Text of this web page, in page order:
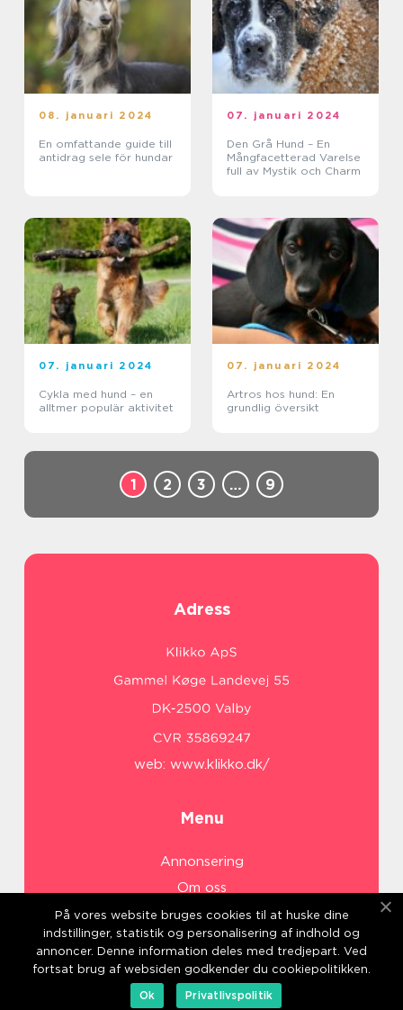
08. januari 2024
En omfattande guide till
antidrag sele för hundar
07. januari 2024
Den Grå Hund – En
Mångfacetterad Varelse
full av Mystik och Charm
07. januari 2024
Cykla med hund – en
alltmer populär aktivitet
07. januari 2024
Artros hos hund: En
grundlig översikt
1 2 3 … 9
Adress
web: www.klikko.dk/
Menu
Annonsering
Om oss
Cookies
Kontakta oss
Sitemap
På vores website bruges cookies til at huske dine
indstillinger, statistik og personalisering af indhold og
annoncer. Denne information deles med tredjepart. Ved
fortsat brug af websiden godkender du cookiepolitikken.
Ok
Privatlivspolitik